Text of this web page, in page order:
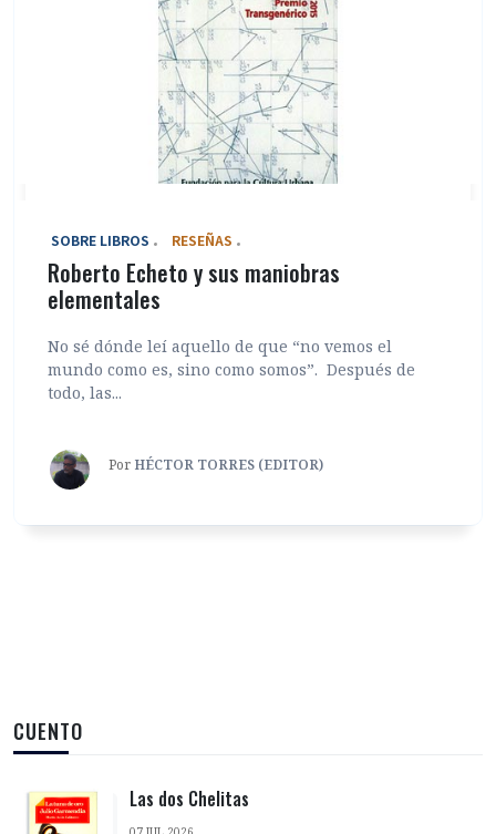
‎ SOBRE LIBROS RESEÑAS
Roberto Echeto y sus maniobras
elementales
No sé dónde leí aquello de que “no vemos el
mundo como es, sino como somos”. Después de
todo, las...
Por HÉCTOR TORRES (EDITOR)
CUENTO
Las dos Chelitas